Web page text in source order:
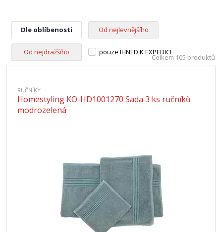
Dle oblíbenosti Od nejlevnějšího
Od nejdražšího pouze IHNED K EXPEDICI
Celkem 105 produktů
RUČNÍKY
Homestyling KO-HD1001270 Sada 3 ks ručníků
modrozelená